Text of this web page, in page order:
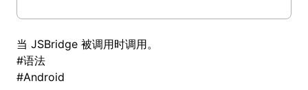
当 JSBridge 被调用时调用。
#语法
#Android